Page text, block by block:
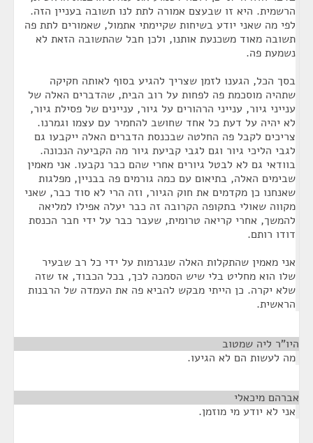
הרשמית. היא זו שבעצם אמורה לתת לנו תשובה בעניין הזה.
לפי מה שאני יודע בשיחות שקיימתי אתמול, שאמורים לתת פה
תשובה מאוד משכנעת אותנו, ולכן חבל שהתשובה הזאת לא
נשמעת פה.
בסך הכל, הגענו לזמן שצריך להגיע בסוף לאותה חקיקה
שתהיה מוסכמת פה לפחות על רוב הבית, שהדברים האלה של
ענייני גיור, ענייני הרהורים על גיור, עניינים של פסילת גיור,
לא יהיה על דעת כל אחד שחושב להחמיר עם עצמו וגמרנו.
צריכים לקבל פה החלטה שבכנסת הדברים האלה ייקבעו גם
לגבי הליכי גיור וגם לגבי קביעת גיור מה הקביעה הנכונה.
בוודאי גם לא לבטל גיורים אחרי שהם כבר נקבעו. אני מאמין
שבימים האלה, בתיאום עם כמה גורמים פה בבניין, מפלגות
שאנחנו כן מקדמים את חוק הגיור, וזה הרי לא סוד כבר, שאני
מקווה שאולי בתקופה הקרובה זה כבר יעלה אפילו למליאה
להמשך, אחרי קריאה טרומית, שעבר כבר על ידי חבר הכנסת
דודו רותם.
אני מאמין שהתקלות האלה שנגרמות על ידי כל רב שבעיר
שלו הוא מחליט בלי שיש הסמכה לכך, בכל הכבוד, אז שזה
שלא יקרה. כן הייתי מבקש להביא פה את העמדה של הרבנות
הראשית.
היו"ר ליה שמטוב
מה לעשות הם לא הגיעו.
אברהם מיכאלי
אני לא יודע מי מוזמן.